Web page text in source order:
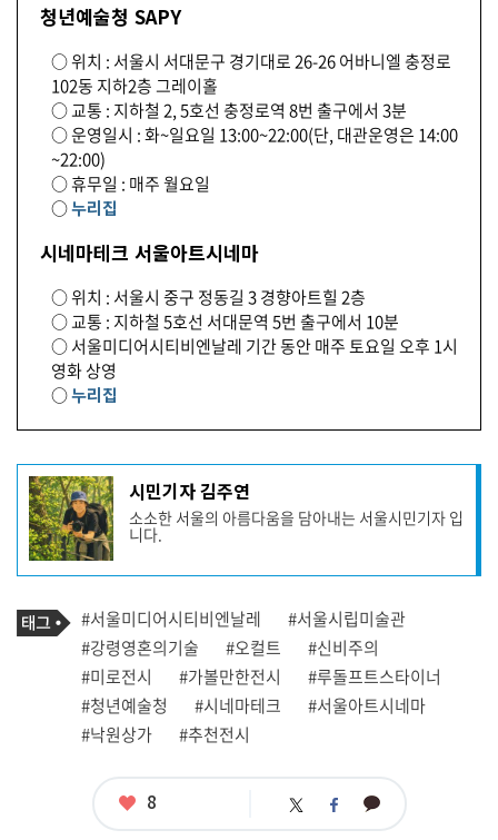
청년예술청 SAPY
○ 위치 : 서울시 서대문구 경기대로 26-26 어바니엘 충정로
102동 지하2층 그레이홀
○ 교통 : 지하철 2, 5호선 충정로역 8번 출구에서 3분
○ 운영일시 : 화~일요일 13:00~22:00(단, 대관운영은 14:00
~22:00)
○ 휴무일 : 매주 월요일
○누리집
시네마테크 서울아트시네마
○ 위치 : 서울시 중구 정동길 3 경향아트힐 2층
○ 교통 : 지하철 5호선 서대문역 5번 출구에서 10분
○ 서울미디어시티비엔날레 기간 동안 매주 토요일 오후 1시
영화 상영
○누리집
기
사
작
성
자
프
필
시민기자 김주연
소소한 서울의 아름다움을 담아내는 서울시민기자 입
니다.
기
사
관
련
태
그
태
그
#서울미디어시티비엔날레
#서울시립미술관
#강령영혼의기술
#오컬트
#신비주의
#미로전시
#가볼만한전시
#루돌프트스타이너
#청년예술청
#시네마테크
#서울아트시네마
#낙원상가
#추천전시
좋
8 트 페 카